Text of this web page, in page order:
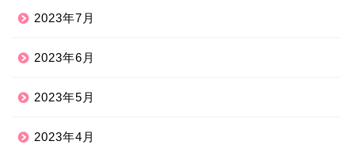
2023年7月
2023年6月
2023年5月
2023年4月